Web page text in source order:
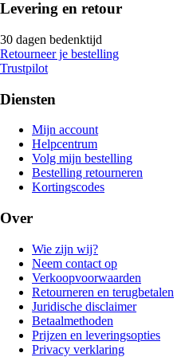
Levering en retour
30 dagen bedenktijd
Retourneer je bestelling
Trustpilot
Diensten
Mijn account
Helpcentrum
Volg mijn bestelling
Bestelling retourneren
Kortingscodes
Over
Wie zijn wij?
Neem contact op
Verkoopvoorwaarden
Retourneren en terugbetalen
Juridische disclaimer
Betaalmethoden
Prijzen en leveringsopties
Privacy verklaring